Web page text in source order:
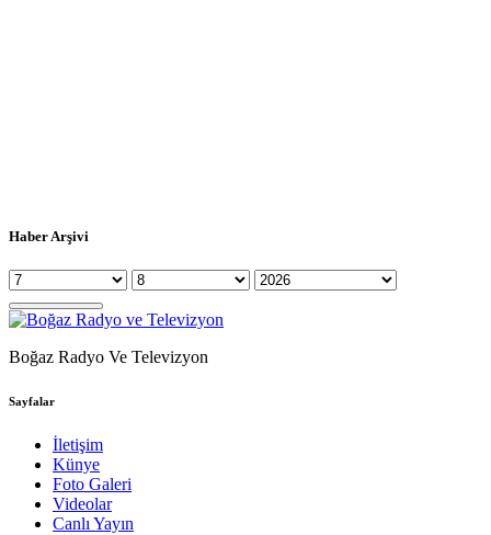
Haber Arşivi
Boğaz Radyo Ve Televizyon
Sayfalar
İletişim
Künye
Foto Galeri
Videolar
Canlı Yayın